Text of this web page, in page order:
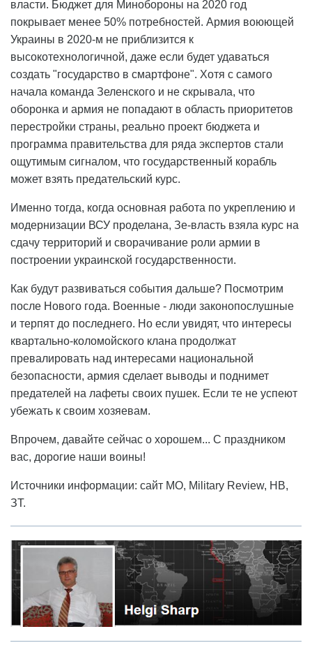
власти. Бюджет для Минобороны на 2020 год
покрывает менее 50% потребностей. Армия воюющей
Украины в 2020-м не приблизится к
высокотехнологичной, даже если будет удаваться
создать "государство в смартфоне". Хотя с самого
начала команда Зеленского и не скрывала, что
оборонка и армия не попадают в область приоритетов
перестройки страны, реально проект бюджета и
программа правительства для ряда экспертов стали
ощутимым сигналом, что государственный корабль
может взять предательский курс.
Именно тогда, когда основная работа по укреплению и
модернизации ВСУ проделана, Зе-власть взяла курс на
сдачу территорий и сворачивание роли армии в
построении украинской государственности.
Как будут развиваться события дальше? Посмотрим
после Нового года. Военные - люди законопослушные
и терпят до последнего. Но если увидят, что интересы
квартально-коломойского клана продолжат
превалировать над интересами национальной
безопасности, армия сделает выводы и поднимет
предателей на лафеты своих пушек. Если те не успеют
убежать к своим хозяевам.
Впрочем, давайте сейчас о хорошем... С праздником
вас, дорогие наши воины!
Источники информации: сайт МО, Military Review, НВ,
ЗТ.